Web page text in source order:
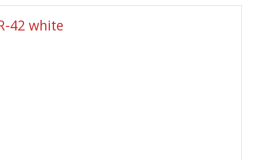
42 white